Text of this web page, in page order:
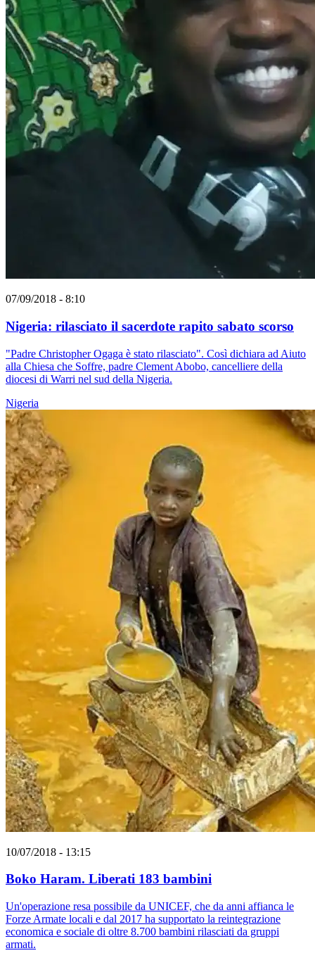
07/09/2018 - 8:10
Nigeria: rilasciato il sacerdote rapito sabato scorso
"Padre Christopher Ogaga è stato rilasciato". Così dichiara ad Aiuto
alla Chiesa che Soffre, padre Clement Abobo, cancelliere della
diocesi di Warri nel sud della Nigeria.
Nigeria
10/07/2018 - 13:15
Boko Haram. Liberati 183 bambini
Un'operazione resa possibile da UNICEF, che da anni affianca le
Forze Armate locali e dal 2017 ha supportato la reintegrazione
economica e sociale di oltre 8.700 bambini rilasciati da gruppi
armati.